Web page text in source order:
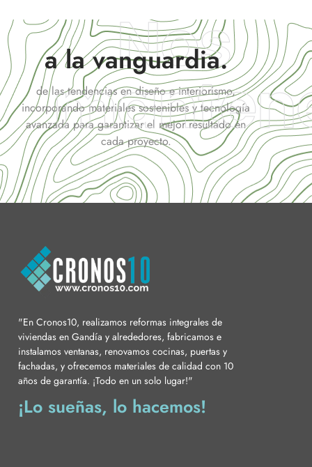
a la vanguardia.
de las tendencias en diseño e interiorismo,
incorporando materiales sostenibles y tecnología
avanzada para garantizar el mejor resultado en
cada proyecto.
Nos
"En Cronos10, realizamos reformas integrales de
viviendas en Gandía y alrededores, fabricamos e
instalamos ventanas, renovamos cocinas, puertas y
fachadas, y ofrecemos materiales de calidad con 10
años de garantía. ¡Todo en un solo lugar!"
¡Lo sueñas, lo hacemos!